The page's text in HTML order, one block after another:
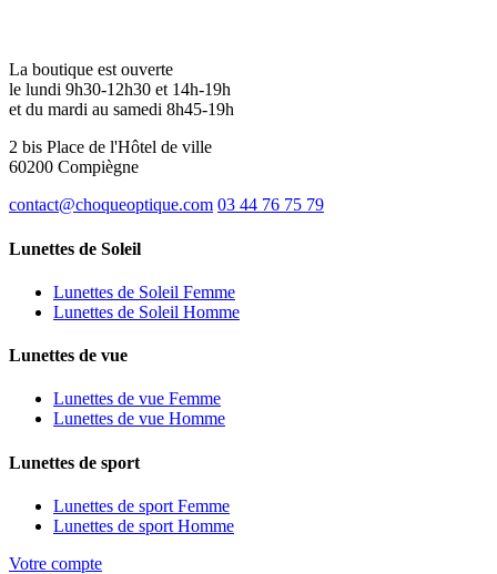
La boutique est ouverte
le lundi 9h30-12h30 et 14h-19h
et du mardi au samedi 8h45-19h
2 bis Place de l'Hôtel de ville
60200 Compiègne
contact@choqueoptique.com 03 44 76 75 79
Lunettes de Soleil
Lunettes de Soleil Femme
Lunettes de Soleil Homme
Lunettes de vue
Lunettes de vue Femme
Lunettes de vue Homme
Lunettes de sport
Lunettes de sport Femme
Lunettes de sport Homme
Votre compte